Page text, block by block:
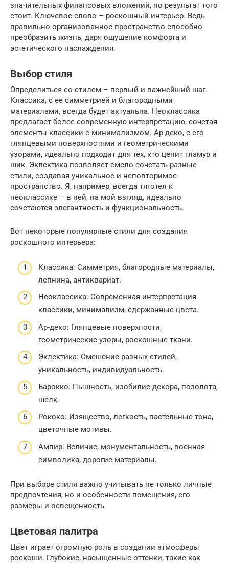
значительных финансовых вложений, но результат того
стоит. Ключевое слово – роскошный интерьер. Ведь
правильно организованное пространство способно
преобразить жизнь, даря ощущение комфорта и
эстетического наслаждения.
Выбор стиля
Определиться со стилем – первый и важнейший шаг.
Классика, с ее симметрией и благородными
материалами, всегда будет актуальна. Неоклассика
предлагает более современную интерпретацию, сочетая
элементы классики с минимализмом. Ар-деко, с его
глянцевыми поверхностями и геометрическими
узорами, идеально подходит для тех, кто ценит гламур и
шик. Эклектика позволяет смело сочетать разные
стили, создавая уникальное и неповторимое
пространство. Я, например, всегда тяготел к
неоклассике – в ней, на мой взгляд, идеально
сочетаются элегантность и функциональность.
Вот некоторые популярные стили для создания
роскошного интерьера:
Классика: Симметрия, благородные материалы,
лепнина, антиквариат.
Неоклассика: Современная интерпретация
классики, минимализм, сдержанные цвета.
Ар-деко: Глянцевые поверхности,
геометрические узоры, роскошные ткани.
Эклектика: Смешение разных стилей,
уникальность, индивидуальность.
Барокко: Пышность, изобилие декора, позолота,
шелк.
Рококо: Изящество, легкость, пастельные тона,
цветочные мотивы.
Ампир: Величие, монументальность, военная
символика, дорогие материалы.
При выборе стиля важно учитывать не только личные
предпочтения, но и особенности помещения, его
размеры и освещенность.
Цветовая палитра
Цвет играет огромную роль в создании атмосферы
роскоши. Глубокие, насыщенные оттенки, такие как